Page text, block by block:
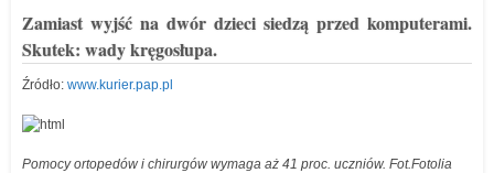
Zamiast wyjść na dwór dzieci siedzą przed komputerami.
Skutek: wady kręgosłupa.
Źródło: www.kurier.pap.pl
Pomocy ortopedów i chirurgów wymaga aż 41 proc. uczniów. Fot.Fotolia